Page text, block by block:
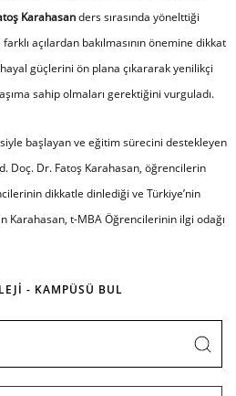
Karahasanders sırasında yönelttiği
açılardan bakılmasının önemine dikkat
güçlerini ön plana çıkararak yenilikçi
sahip olmaları gerektiğini vurguladı.
başlayan ve eğitim sürecini destekleyen
Doç. Dr. Fatoş Karahasan, öğrencilerin
dikkatle dinlediği ve Türkiye’nin
Karahasan, t-MBA Öğrencilerinin ilgi odağı
- KAMPÜSÜ BUL